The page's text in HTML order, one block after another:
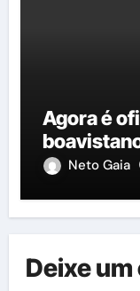
Agora é
Neto Gaia
Deixe